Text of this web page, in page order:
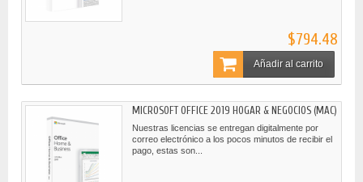
$794.48
Añadir al carrito
MICROSOFT OFFICE 2019 HOGAR & NEGOCIOS (MAC)
Nuestras licencias se entregan digitalmente por
correo electrónico a los pocos minutos de recibir el
pago, estas son...